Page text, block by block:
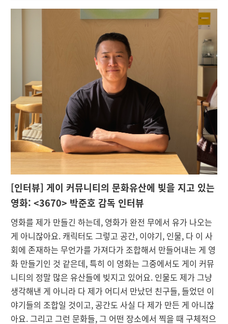
[인터뷰] 게이 커뮤니티의 문화유산에 빚을 지고 있는
영화: <3670> 박준호 감독 인터뷰
영화를 제가 만들긴 하는데, 영화가 완전 무에서 유가 나오는
게 아니잖아요. 캐릭터도 그렇고 공간, 이야기, 인물, 다 이 사
회에 존재하는 무언가를 가져다가 조합해서 만들어내는 게 영
화 만들기인 것 같은데, 특히 이 영화는 그중에서도 게이 커뮤
니티의 정말 많은 유산들에 빚지고 있어요. 인물도 제가 그냥
생각해낸 게 아니라 다 제가 어디서 만났던 친구들, 들었던 이
야기들의 조합일 것이고, 공간도 사실 다 제가 만든 게 아니잖
아요. 그리고 그런 문화들, 그 어떤 장소에서 찍을 때 구체적으